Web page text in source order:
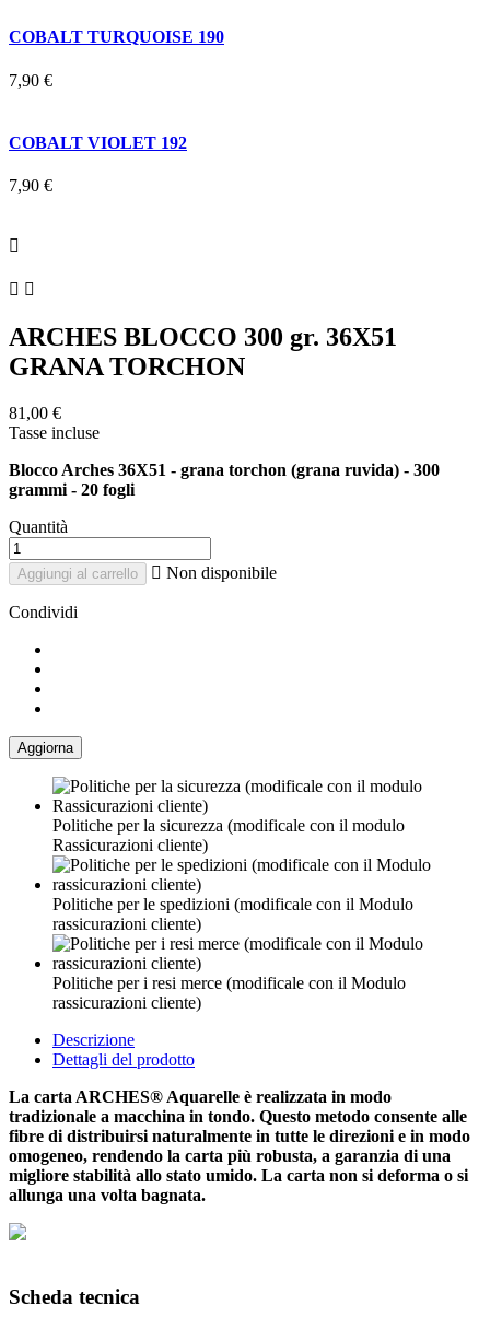
COBALT TURQUOISE 190
7,90 €
COBALT VIOLET 192
7,90 €

 
ARCHES BLOCCO 300 gr. 36X51
GRANA TORCHON
81,00 €
Tasse incluse
Blocco Arches 36X51 - grana torchon (grana ruvida) - 300
grammi - 20 fogli
Quantità
Aggiungi al carrello  Non disponibile
Condividi
Politiche per la sicurezza (modificale con il modulo
Rassicurazioni cliente)
Politiche per le spedizioni (modificale con il Modulo
rassicurazioni cliente)
Politiche per i resi merce (modificale con il Modulo
rassicurazioni cliente)
Descrizione
Dettagli del prodotto
La carta ARCHES® Aquarelle è realizzata in modo
tradizionale a macchina in tondo. Questo metodo consente alle
fibre di distribuirsi naturalmente in tutte le direzioni e in modo
omogeneo, rendendo la carta più robusta, a garanzia di una
migliore stabilità allo stato umido. La carta non si deforma o si
allunga una volta bagnata.
Scheda tecnica